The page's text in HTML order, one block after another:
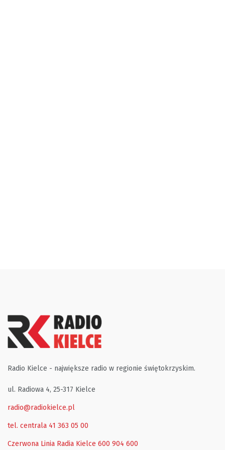
Radio Kielce - największe radio w regionie świętokrzyskim.
ul. Radiowa 4, 25-317 Kielce
radio@radiokielce.pl
tel. centrala 41 363 05 00
Czerwona Linia Radia Kielce 600 904 600